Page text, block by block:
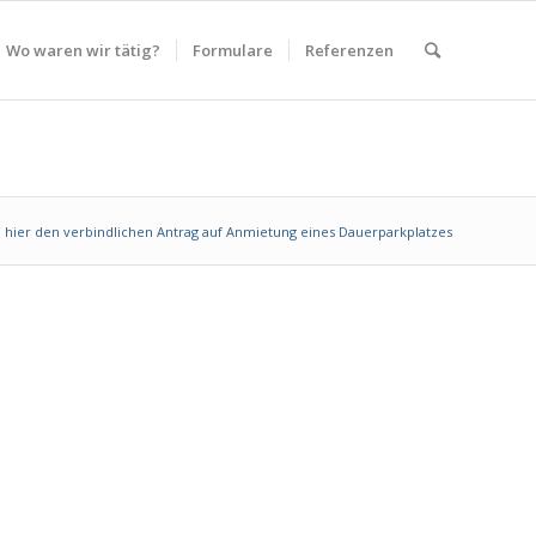
Wo waren wir tätig? Formulare Referenzen
hier den verbindlichen Antrag auf Anmietung eines Dauerparkplatzes